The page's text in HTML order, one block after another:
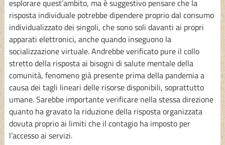
esplorare quest’ambito, ma è suggestivo pensare che la
risposta individuale potrebbe dipendere proprio dal consumo
individualizzato dei singoli, che sono soli davanti ai propri
apparati elettronici, anche quando inseguono la
socializzazione virtuale. Andrebbe verificato pure il collo
stretto della risposta ai bisogni di salute mentale della
comunità, fenomeno già presente prima della pandemia a
causa dei tagli lineari delle risorse disponibili, soprattutto
umane. Sarebbe importante verificare nella stessa direzione
quanto ha gravato la riduzione della risposta organizzata
dovuta proprio ai limiti che il contagio ha imposto per
l’accesso ai servizi.